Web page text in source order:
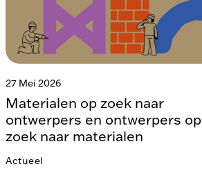
Materialen op zoek naar
ontwerpers en ontwerpers op
zoek naar materialen
27 Mei 2026
Actueel